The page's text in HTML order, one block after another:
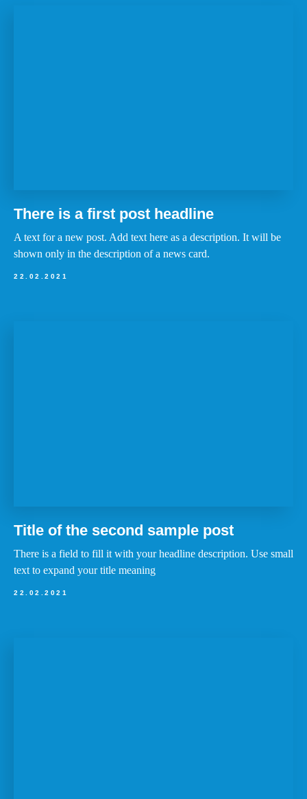
There is a first post headline
A text for a new post. Add text here as a description. It will be
shown only in the description of a news card.
22.02.2021
Title of the second sample post
There is a field to fill it with your headline description. Use small
text to expand your title meaning
22.02.2021